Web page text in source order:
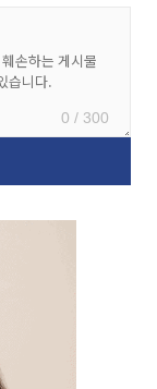
0 / 300